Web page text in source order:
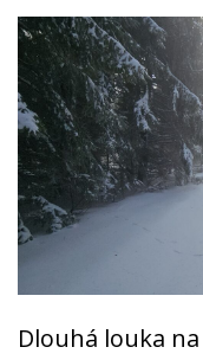
Dlouhá louka